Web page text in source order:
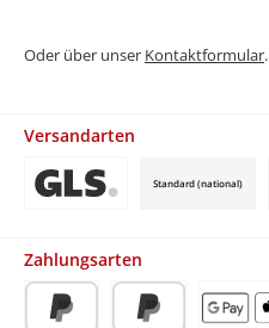
Oder über unser Kontaktformular.
Versandarten
Standard (national)
Zahlungsarten